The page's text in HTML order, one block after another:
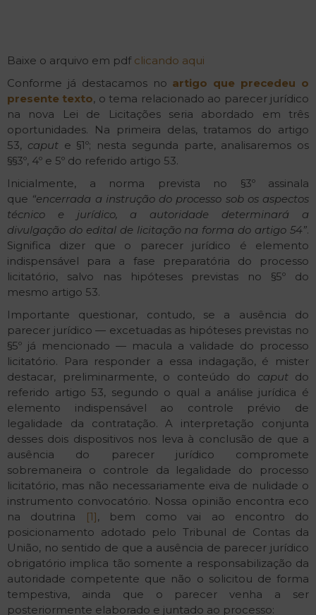
Baixe o arquivo em pdf clicando aqui
Conforme já destacamos no artigo que precedeu o
presente texto, o tema relacionado ao parecer jurídico
na nova Lei de Licitações seria abordado em três
oportunidades. Na primeira delas, tratamos do artigo
53, capute §1º; nesta segunda parte, analisaremos os
§§3º, 4º e 5º do referido artigo 53.
Inicialmente, a norma prevista no §3º assinala
que “encerrada a instrução do processo sob os aspectos
técnico e jurídico, a autoridade determinará a
divulgação do edital de licitação na forma do artigo 54”.
Significa dizer que o parecer jurídico é elemento
indispensável para a fase preparatória do processo
licitatório, salvo nas hipóteses previstas no §5º do
mesmo artigo 53.
Importante questionar, contudo, se a ausência do
parecer jurídico — excetuadas as hipóteses previstas no
§5º já mencionado — macula a validade do processo
licitatório. Para responder a essa indagação, é mister
destacar, preliminarmente, o conteúdo do caputdo
referido artigo 53, segundo o qual a análise jurídica é
elemento indispensável ao controle prévio de
legalidade da contratação. A interpretação conjunta
desses dois dispositivos nos leva à conclusão de que a
ausência do parecer jurídico compromete
sobremaneira o controle da legalidade do processo
licitatório, mas não necessariamente eiva de nulidade o
instrumento convocatório. Nossa opinião encontra eco
na doutrina
[1], bem como vai ao encontro do
posicionamento adotado pelo Tribunal de Contas da
União, no sentido de que a ausência de parecer jurídico
obrigatório implica tão somente a responsabilização da
autoridade competente que não o solicitou de forma
tempestiva, ainda que o parecer venha a ser
posteriormente elaborado e juntado ao processo: